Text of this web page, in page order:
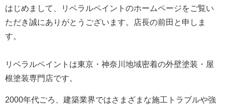
はじめまして、リベラルペイントのホームページをご覧い
ただき誠にありがとうございます。
店長の前田と申しま
す。
リベラルペイントは東京・神奈川地域密着の外壁塗装・屋
根塗装専門店です。
2000年代ごろ、建築業界ではさまざまな施工トラブルや強